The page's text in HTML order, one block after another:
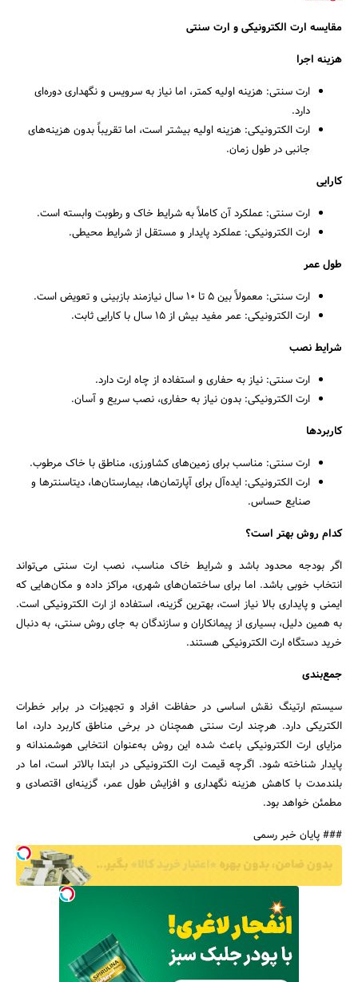
مقایسه ارت الکترونیکی و ارت سنتی
هزینه اجرا
ارت سنتی: هزینه اولیه کمتر، اما نیاز به سرویس و نگهداری دوره‌ای
دارد.
ارت الکترونیکی: هزینه اولیه بیشتر است، اما تقریباً بدون هزینه‌های
جانبی در طول زمان.
کارایی
ارت سنتی: عملکرد آن کاملاً به شرایط خاک و رطوبت وابسته است.
ارت الکترونیکی: عملکرد پایدار و مستقل از شرایط محیطی.
طول عمر
ارت سنتی: معمولاً بین ۵ تا ۱۰ سال نیازمند بازبینی و تعویض است.
ارت الکترونیکی: عمر مفید بیش از ۱۵ سال با کارایی ثابت.
شرایط نصب
ارت سنتی: نیاز به حفاری و استفاده از چاه ارت دارد.
ارت الکترونیکی: بدون نیاز به حفاری، نصب سریع و آسان.
کاربردها
ارت سنتی: مناسب برای زمین‌های کشاورزی، مناطق با خاک مرطوب.
ارت الکترونیکی: ایده‌آل برای آپارتمان‌ها، بیمارستان‌ها، دیتاسنترها و
صنایع حساس.
کدام روش بهتر است؟
اگر بودجه محدود باشد و شرایط خاک مناسب، نصب ارت سنتی می‌تواند
انتخاب خوبی باشد. اما برای ساختمان‌های شهری، مراکز داده و مکان‌هایی که
ایمنی و پایداری بالا نیاز است، بهترین گزینه، استفاده از ارت الکترونیکی است.
به همین دلیل، بسیاری از پیمانکاران و سازندگان به جای روش سنتی، به دنبال
خرید دستگاه ارت الکترونیکی هستند.
جمع‌بندی
سیستم ارتینگ نقش اساسی در حفاظت افراد و تجهیزات در برابر خطرات
الکتریکی دارد. هرچند ارت سنتی همچنان در برخی مناطق کاربرد دارد، اما
مزایای ارت الکترونیکی باعث شده این روش به‌عنوان انتخابی هوشمندانه و
پایدار شناخته شود. اگرچه قیمت ارت الکترونیکی در ابتدا بالاتر است، اما در
بلندمدت با کاهش هزینه نگهداری و افزایش طول عمر، گزینه‌ای اقتصادی و
مطمئن خواهد بود.
### پایان خبر رسمی